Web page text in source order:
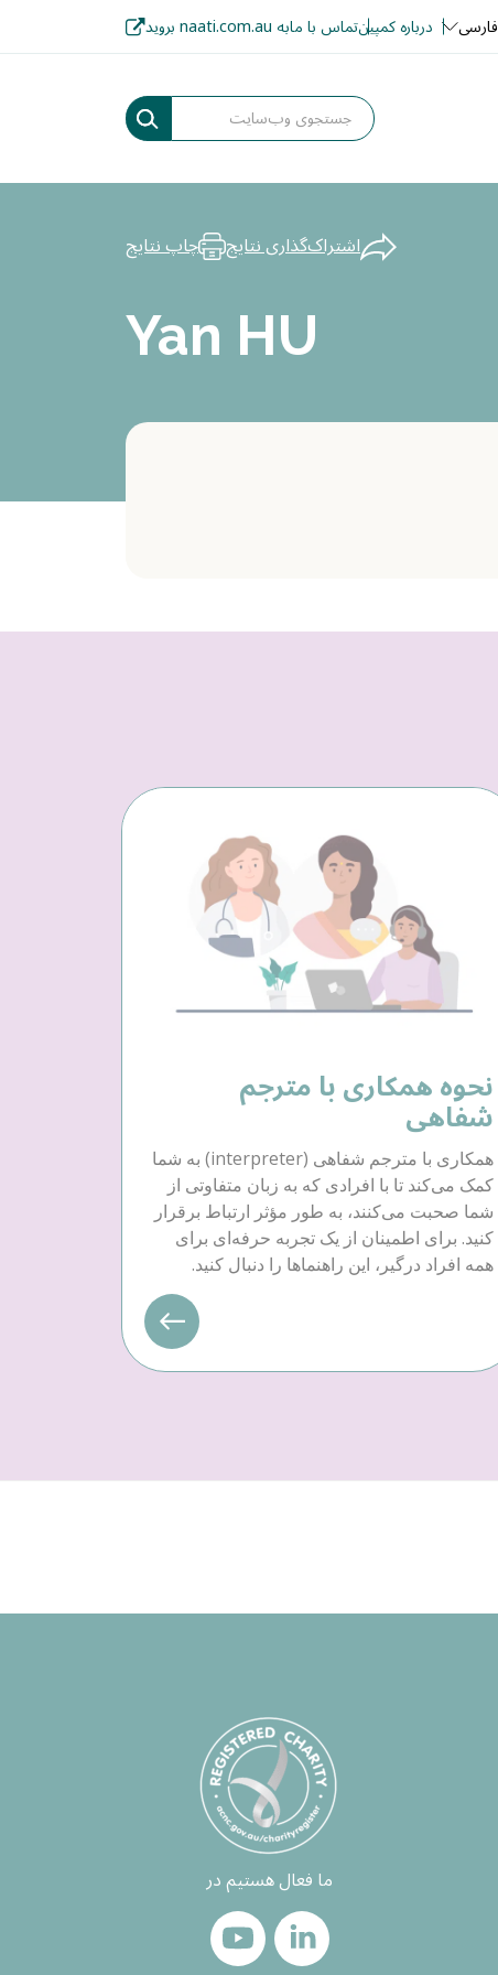
فارسی درباره کمپینتماس با مابه naati.com.au بروید
اشتراک‌گذاری نتایج چاپ نتایج
Yan HU
نحوه همکاری با مترجم
شفاهی
همکاری با مترجم شفاهی (interpreter) به شما
کمک می‌کند تا با افرادی که به زبان متفاوتی از
شما صحبت می‌کنند، به طور مؤثر ارتباط برقرار
کنید. برای اطمینان از یک تجربه حرفه‌ای برای
همه افراد درگیر، این راهنماها را دنبال کنید.
ما فعال هستیم در